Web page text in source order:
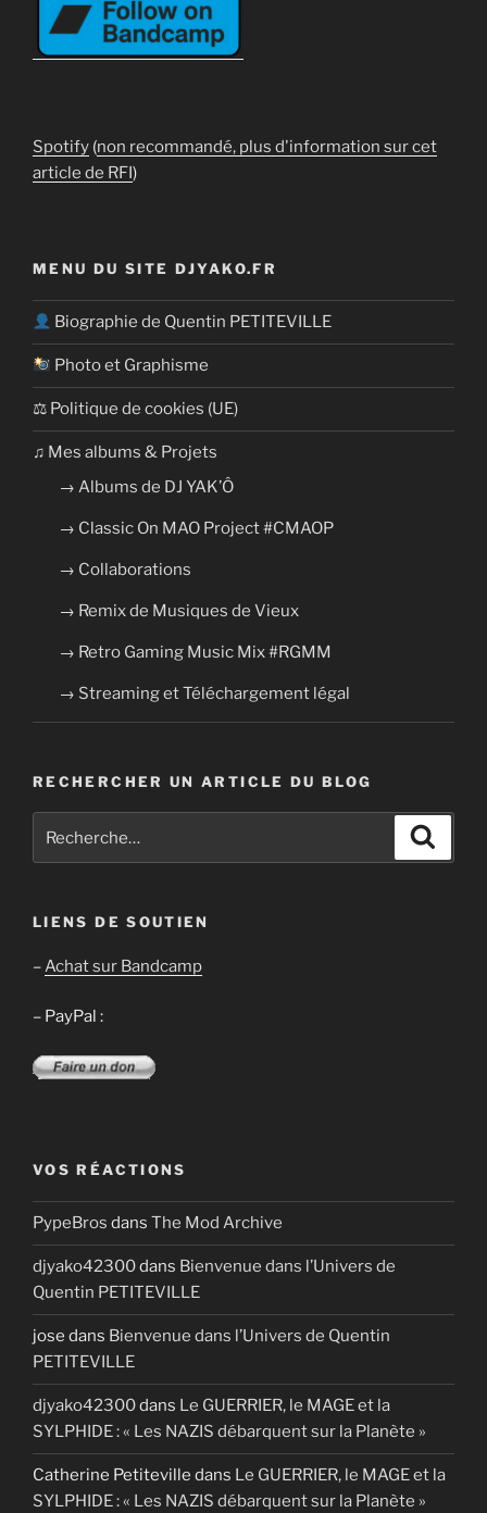
Spotify (non recommandé, plus d'information sur cet
article de RFI)
MENU DU SITE DJYAKO.FR
Biographie de Quentin PETITEVILLE
Photo et Graphisme
⚖ Politique de cookies (UE)
​​♫ Mes albums & Projets
→ Albums de DJ YAK’Ô
→ Classic On MAO Project #CMAOP
→ Collaborations
→ Remix de Musiques de Vieux
→ Retro Gaming Music Mix #RGMM
→ Streaming et Téléchargement légal
RECHERCHER UN ARTICLE DU BLOG
pour
LIENS DE SOUTIEN
– Achat sur Bandcamp
– PayPal :
VOS RÉACTIONS
PypeBros dans The Mod Archive
djyako42300dans Bienvenue dans l’Univers de
Quentin PETITEVILLE
jose dans Bienvenue dans l’Univers de Quentin
PETITEVILLE
djyako42300dans Le GUERRIER, le MAGE et la
SYLPHIDE : « Les NAZIS débarquent sur la Planète »
Catherine Petiteville dans Le GUERRIER, le MAGE et la
SYLPHIDE : « Les NAZIS débarquent sur la Planète »